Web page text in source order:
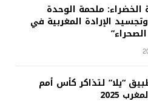
الخضراء: ملحمة الوحدة
الإرادة المغربية في
“يلا” لتذاكر كأس أمم
2025